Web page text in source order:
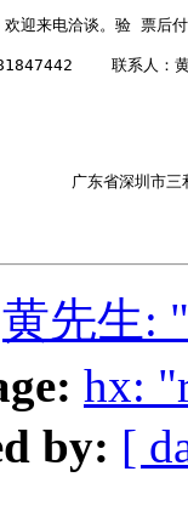
迎来电洽谈。验 票后
联系人：
广东省深圳市三
黄先生:
hx:
by: [